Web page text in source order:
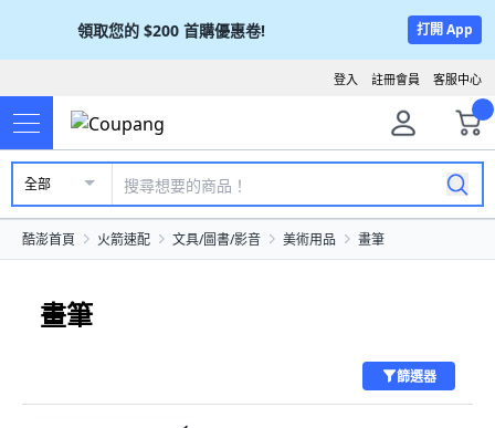
領取您的 $200 首購優惠卷! 打開 App
客服中心
註冊會員
登入
全部
酷澎首頁 火箭速配 文具/圖書/影音 美術用品 畫筆
畫筆
篩選器